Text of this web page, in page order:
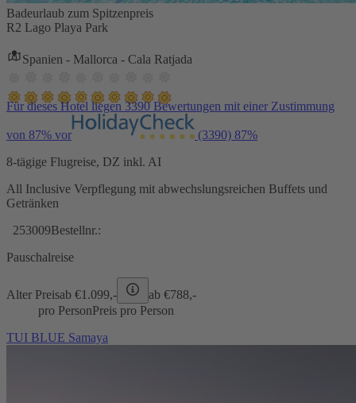
Badeurlaub zum Spitzenpreis
R2 Lago Playa Park
Spanien - Mallorca - Cala Ratjada
Für dieses Hotel liegen 3390 Bewertungen mit einer Zustimmung
von 87% vor (3390) 87%
8-tägige Flugreise, DZ inkl. AI
All Inclusive Verpflegung mit abwechslungsreichen Buffets und
Getränken
253009Bestellnr.:
Pauschalreise
Alter Preisab €1.099,- ab €788,-
pro PersonPreis pro Person
TUI BLUE Samaya